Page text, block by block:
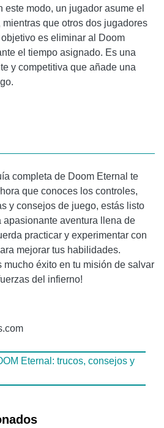
este modo, un jugador asume el
que otros dos jugadores
es eliminar al Doom
el tiempo asignado. Es una
y competitiva que añade una
completa de Doom Eternal te
que conoces los controles,
y consejos de juego, estás listo
apasionante aventura llena de
practicar y experimentar con
mejorar tus habilidades.
mucho éxito en tu misión de salvar
del infierno!
Eternal: trucos, consejos y